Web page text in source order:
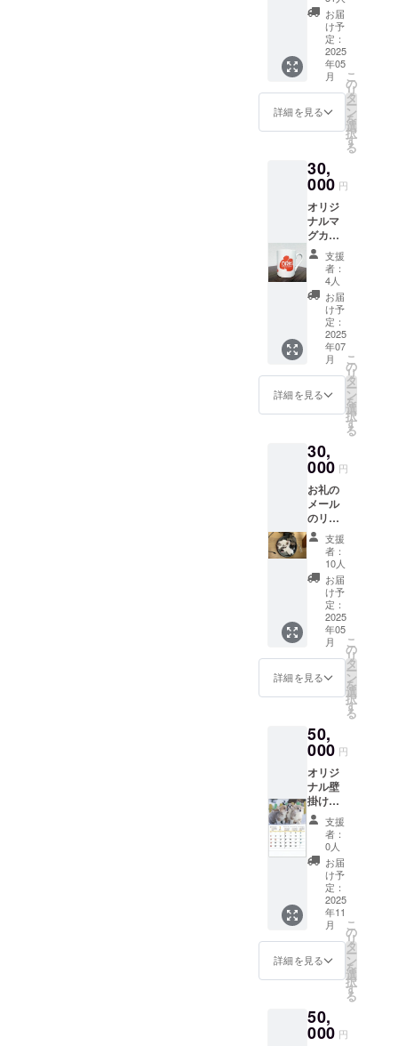
【備考
欄にお
名前を
記載く
ださ
い。】
全額の
10,000
円が
ドッグ
キュー
熊本へ
の支援
となり
ます。
このリ
ターン
は1,000
円のリ
ターン
と同じ
内容に
なりま
す。
お届
け予
定：
2025
年05
月
詳細を見る
こ
の
リ
タ
ー
ン
を
選
択
す
る
30,
000 円
オリジ
ナルマ
グカッ
プ１個
をリ
ターン
とした
ドッグ
レス
キュー
熊本へ
30,000
円のご
支援メ
ニュー
(サイ
ズ：口
径
77mm×
高さ
95mm)
閉じる
支援
者：
4人
お届
け予
定：
2025
年07
月
詳細を見る
こ
の
リ
タ
ー
ン
を
選
択
す
る
30,
000 円
お礼の
メール
のリ
ターン
となり
ます。
【備考
欄にお
名前を
記載く
ださ
い。】
全額の
30,000
円が
ドッグ
キュー
熊本へ
の支援
となり
ます。
このリ
ターン
は1,000
円のリ
ターン
と同じ
内容に
なりま
す。
支援
者：
10人
お届
け予
定：
2025
年05
月
詳細を見る
こ
の
リ
タ
ー
ン
を
選
択
す
る
50,
000 円
オリジ
ナル壁
掛けカ
レン
ダー１
冊とオ
リジナ
ルＴ
シャツ
１枚を
リター
ンとし
た、
ドッグ
レス
キュー
の
50,000
円のご
支援
者：
0人
お届
け予
定：
2025
年11
月
詳細を見る
こ
の
リ
タ
ー
ン
を
選
択
す
る
50,
000 円